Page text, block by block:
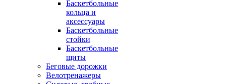
Баскетбольные
кольца и
аксессуары
Баскетбольные
стойки
Баскетбольные
щиты
Беговые дорожки
Велотренажеры